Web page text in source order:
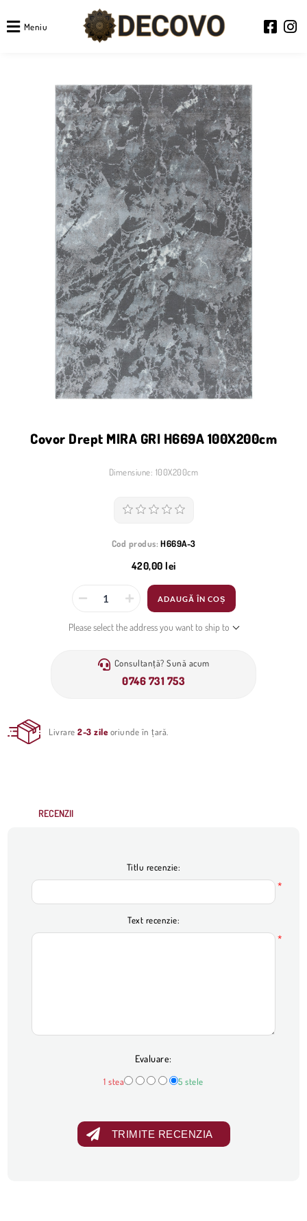
Meniu
Covor Drept MIRA GRI H669A 100X200cm
Dimensiune: 100X200cm
Cod produs: H669A-3
420,00 lei
ADAUGĂ ÎN COȘ
Please select the address you want to ship to
Consultanță? Sună acum
0746 731 753
Livrare2-3 zile oriunde în țară.
RECENZII
Titlu recenzie:
*
Text recenzie:
*
Evaluare:
1 stea 5 stele
TRIMITE RECENZIA